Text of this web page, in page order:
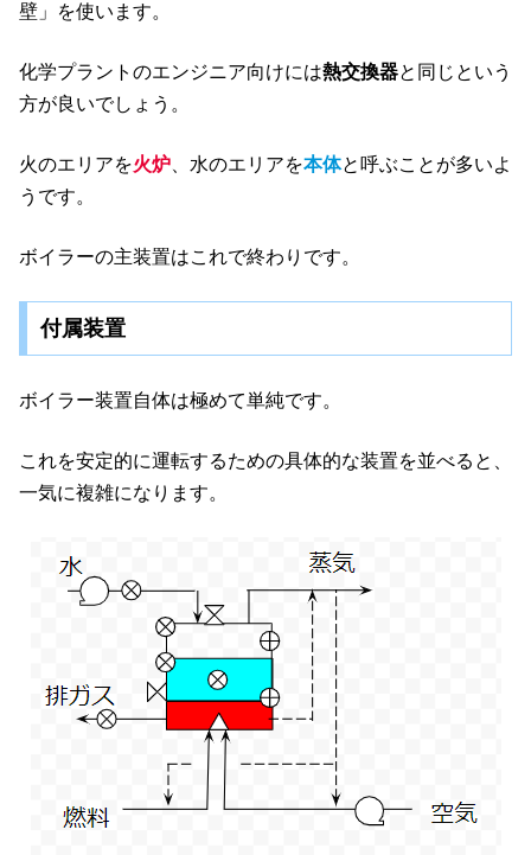
壁」を使います。
化学プラントのエンジニア向けには熱交換器と同じという
方が良いでしょう。
火のエリアを火炉 、水のエリアを本体と呼ぶことが多いよ
うです。
ボイラーの主装置はこれで終わりです。
付属装置
ボイラー装置自体は極めて単純です。
これを安定的に運転するための具体的な装置を並べると、
一気に複雑になります。